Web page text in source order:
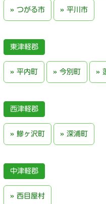
つがる市 平川市
東津軽郡
平内町 今別町
西津軽郡
鰺ヶ沢町 深浦町
中津軽郡
西目屋村